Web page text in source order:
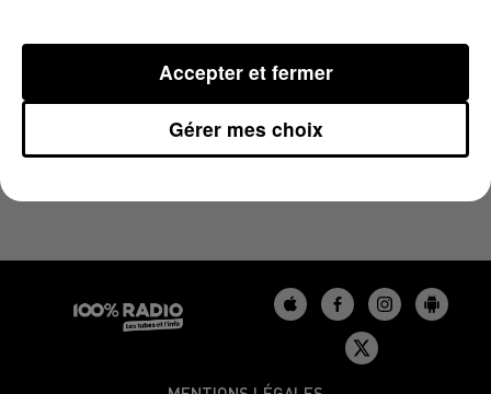
Gérer mes choix
Accepter et fermer